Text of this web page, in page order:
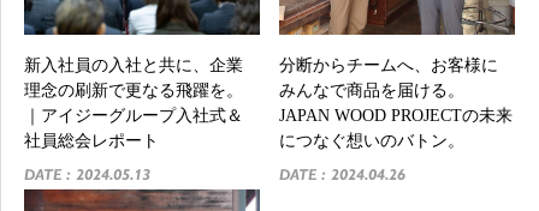
新入社員の入社と共に、企業
理念の刷新で更なる飛躍を。
｜アイジーグループ入社式＆
社員総会レポート
DATE : 2024.05.13
分断からチームへ、お客様に
みんなで商品を届ける。
JAPAN WOOD PROJECTの未来
につなぐ想いのバトン。
DATE : 2024.04.26